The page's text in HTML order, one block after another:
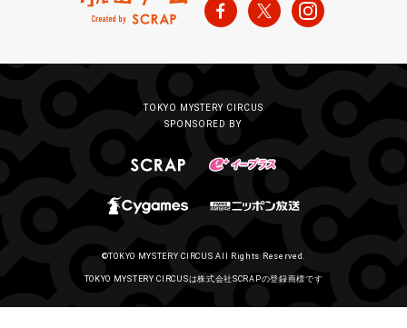
TOKYO MYSTERY CIRCUS
SPONSORED BY
©TOKYO MYSTERY CIRCUS All Rights Reserved.
TOKYO MYSTERY CIRCUSは株式会社SCRAPの登録商標です